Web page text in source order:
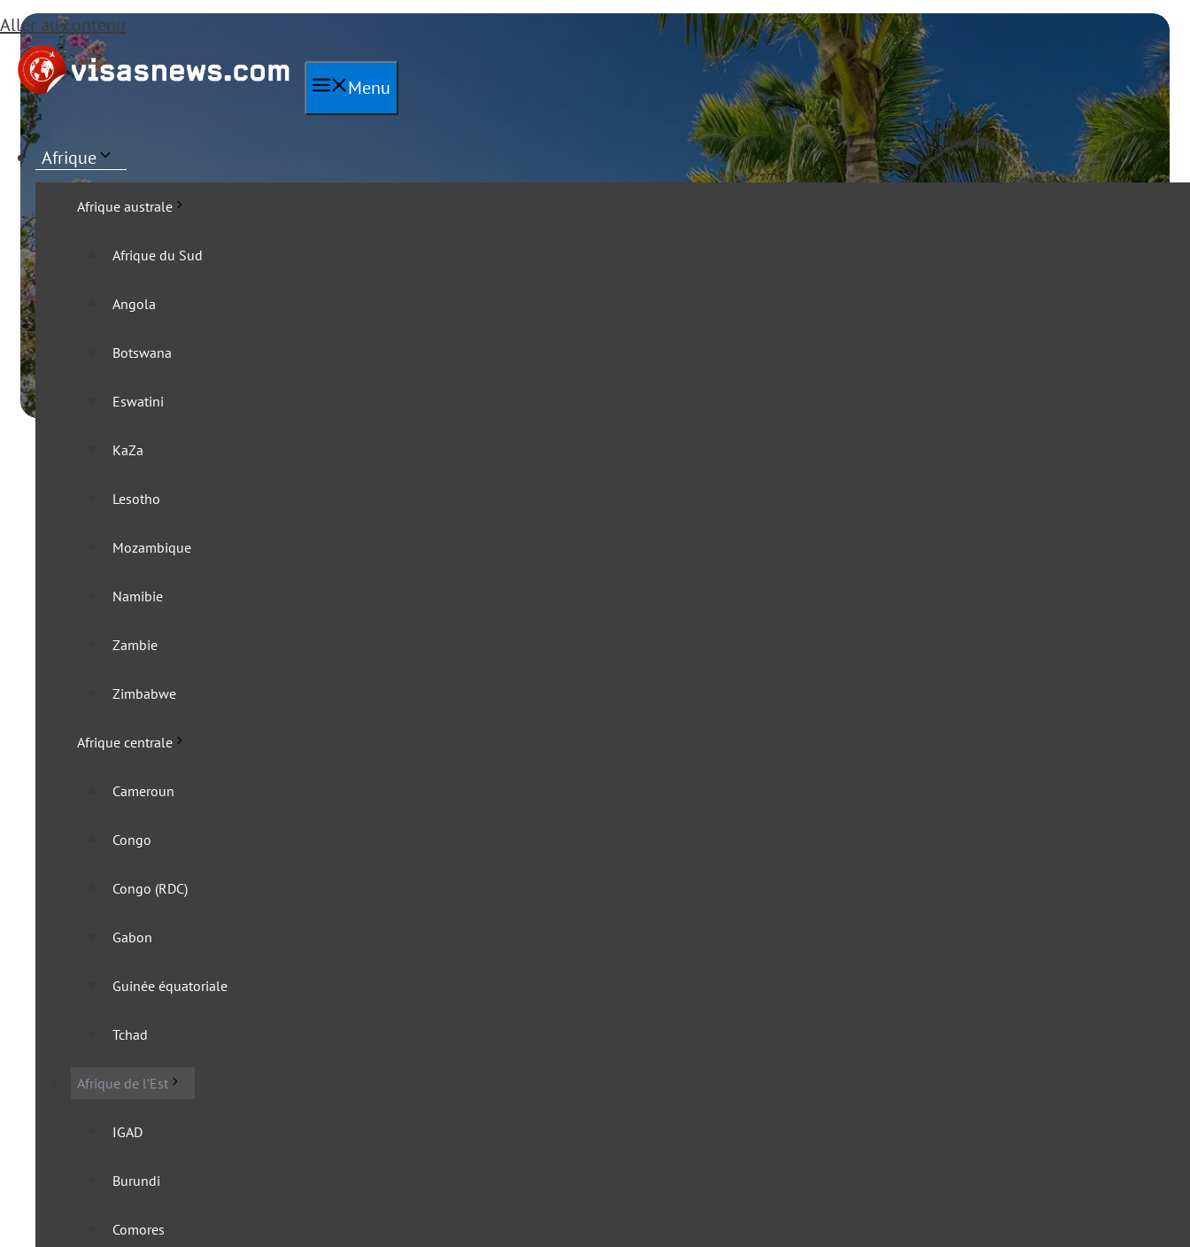
Aller au contenu
Menu
Afrique
Afrique australe
Afrique du Sud
Angola
Botswana
Eswatini
KaZa
Lesotho
Mozambique
Namibie
Zambie
Zimbabwe
Afrique centrale
Cameroun
Congo
Congo (RDC)
Gabon
Guinée équatoriale
Tchad
Afrique de l’Est
IGAD
Burundi
Comores